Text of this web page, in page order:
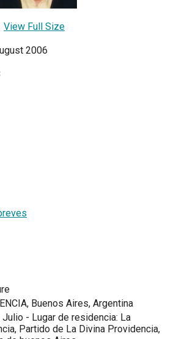
View Full Size
2006
Buenos Aires, Argentina
Julio - Lugar de residencia: La
Partido de La Divina Providencia,